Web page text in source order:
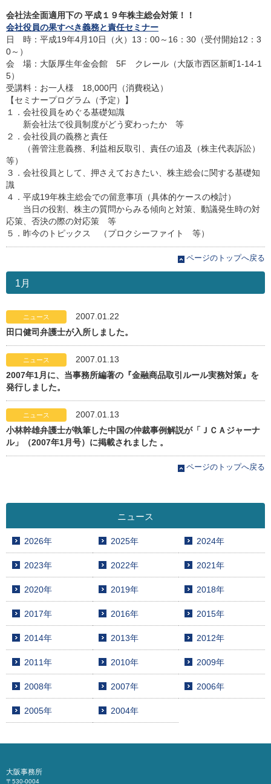
会社法全面適用下の 平成１９年株主総会対策！！
会社役員の果すべき義務と責任セミナー
日 時：平成19年4月10日（火）13：00～16：30（受付開始12：3
0～）
会 場：大阪厚生年金会館 5F クレール（大阪市西区新町1-14-1
5）
受講料：お一人様 18,000円（消費税込）
【セミナープログラム（予定）】
１．会社役員をめぐる基礎知識
新会社法で役員制度がどう変わったか 等
２．会社役員の義務と責任
（善管注意義務、利益相反取引、責任の追及（株主代表訴訟）
等）
３．会社役員として、押さえておきたい、株主総会に関する基礎知
識
４．平成19年株主総会での留意事項（具体的ケースの検討）
当日の役割、株主の質問からみる傾向と対策、動議発生時の対
応策、否決の際の対応策 等
５．昨今のトピックス （プロクシーファイト 等）
ページのトップへ戻る
1月
ニュース
2007.01.22
田口健司弁護士が入所しました。
ニュース
2007.01.13
2007年1月に、当事務所編著の『金融商品取引ルール実務対策』を
発行しました。
ニュース
2007.01.13
小林幹雄弁護士が執筆した中国の仲裁事例解説が「ＪＣＡジャーナ
ル」（2007年1月号）に掲載されました 。
ページのトップへ戻る
ニュース
2026年 2025年 2024年
2023年 2022年 2021年
2020年 2019年 2018年
2017年 2016年 2015年
2014年 2013年 2012年
2011年 2010年 2009年
2008年 2007年 2006年
2005年 2004年
大阪事務所
〒530-0004